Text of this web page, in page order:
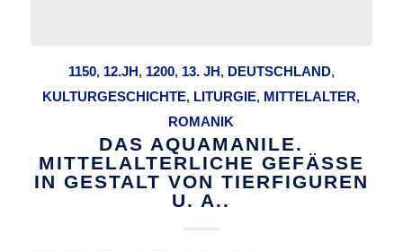
1150, 12.JH, 1200, 13. JH, DEUTSCHLAND,
KULTURGESCHICHTE, LITURGIE, MITTELALTER,
ROMANIK
DAS AQUAMANILE.
MITTELALTERLICHE GEFÄSSE I
N GESTALT VON TIERFIGUREN U
. A..